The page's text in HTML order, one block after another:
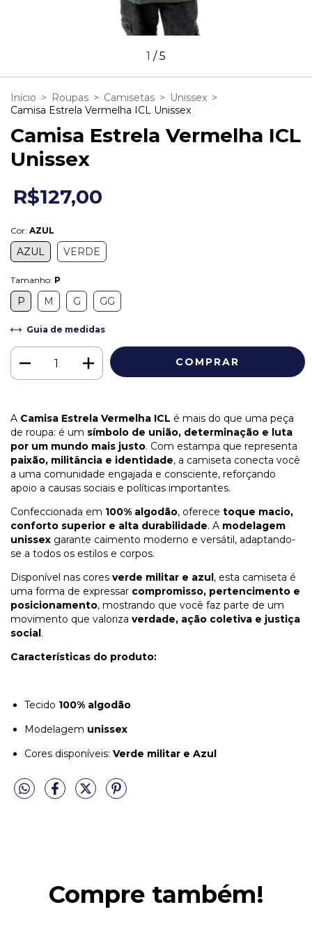
1 /5
Início > Roupas > Camisetas > Unissex >
Camisa Estrela Vermelha ICL Unissex
Camisa Estrela Vermelha ICL
Unissex
R$127,00
Cor: AZUL
AZUL VERDE
Tamanho: P
P M G GG
Guia de medidas
A Camisa Estrela Vermelha ICL é mais do que uma peça
de roupa: é um símbolo de união, determinação e luta
por um mundo mais justo. Com estampa que representa
paixão, militância e identidade, a camiseta conecta você
a uma comunidade engajada e consciente, reforçando
apoio a causas sociais e políticas importantes.
Confeccionada em 100% algodão, oferece toque macio,
conforto superior e alta durabilidade. A modelagem
unissex garante caimento moderno e versátil, adaptando-
se a todos os estilos e corpos.
Disponível nas cores verde militar e azul , esta camiseta é
uma forma de expressar compromisso, pertencimento e
posicionamento, mostrando que você faz parte de um
movimento que valoriza verdade, ação coletiva e justiça
social .
Características do produto:
Tecido 100% algodão
Modelagem unissex
Cores disponíveis: Verde militar e Azul
Compre também!